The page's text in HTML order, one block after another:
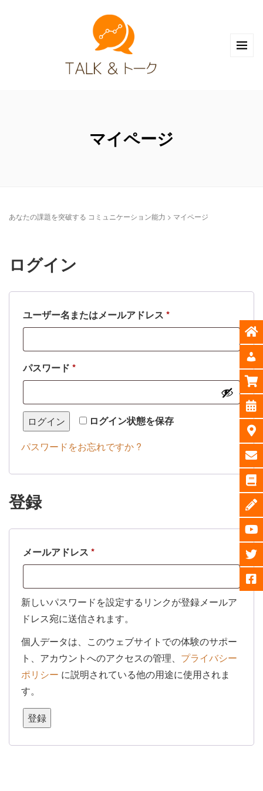
マイページ
あなたの課題を突破する コミュニケーション能力 > マイページ
ログイン
ユーザー名またはメールアドレス *必
パスワード *必
ログイン状態を保存
ログイン
パスワードをお忘れですか ?
登録
メールアドレス *必
須
新しいパスワードを設定するリンクが登録メールア
ドレス宛に送信されます。
個人データは、このウェブサイトでの体験のサポー
ト、アカウントへのアクセスの管理、 プライバシー
ポリシー に説明されている他の用途に使用されま
す。
登録